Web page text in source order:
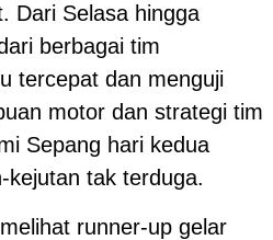
Dari Selasa hingga
berbagai tim
tercepat dan menguji
motor dan strategi tim
Sepang hari kedua
kejutan tak terduga.
runner-up gelar